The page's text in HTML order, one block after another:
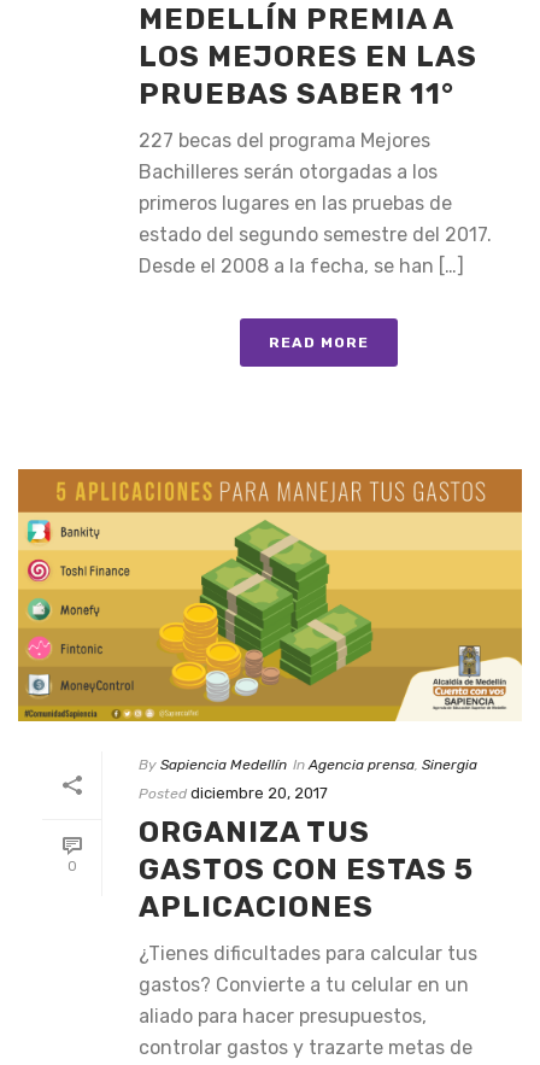
MEDELLÍN PREMIA A
LOS MEJORES EN LAS
PRUEBAS SABER 11°
227 becas del programa Mejores
Bachilleres serán otorgadas a los
primeros lugares en las pruebas de
estado del segundo semestre del 2017.
Desde el 2008 a la fecha, se han […]
READ MORE
0
By Sapiencia Medellín In Agencia prensa, Sinergia
Posted diciembre 20, 2017
ORGANIZA TUS
GASTOS CON ESTAS 5
APLICACIONES
¿Tienes dificultades para calcular tus
gastos? Convierte a tu celular en un
aliado para hacer presupuestos,
controlar gastos y trazarte metas de